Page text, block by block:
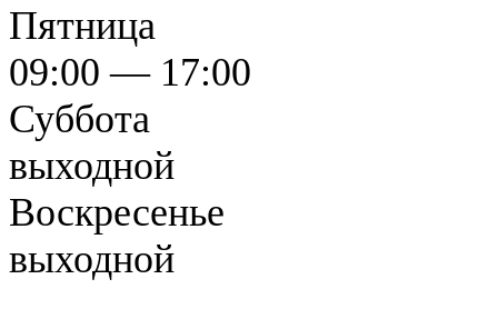
Пятница
09:00 — 17:00
Суббота
выходной
Воскресенье
выходной